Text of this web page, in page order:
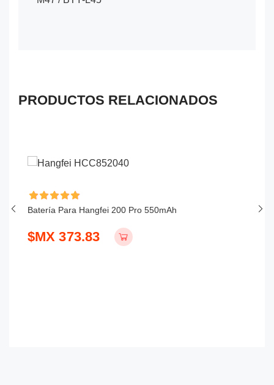
PRODUCTOS RELACIONADOS
Batería Para Hangfei 200 Pro 550mAh
$MX 373.83